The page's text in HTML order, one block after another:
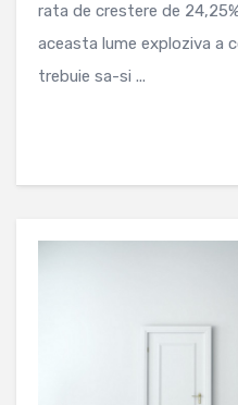
rata de crestere de
aceasta lume exploziva a
trebuie sa-si ...